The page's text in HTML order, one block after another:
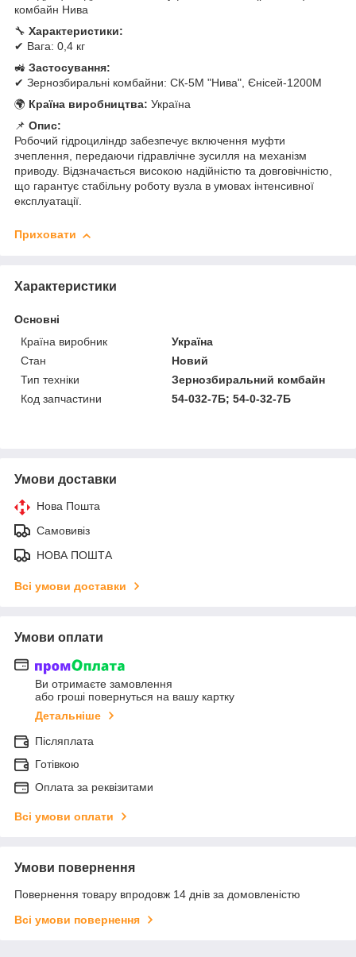
комбайн Нива
🔧 Характеристики:
✔ Вага: 0,4 кг
🚜 Застосування:
✔ Зернозбиральні комбайни: СК-5М "Нива", Єнісей-1200М
🌍 Країна виробництва: Україна
📌 Опис:
Робочий гідроциліндр забезпечує включення муфти
зчеплення, передаючи гідравлічне зусилля на механізм
приводу. Відзначається високою надійністю та довговічністю,
що гарантує стабільну роботу вузла в умовах інтенсивної
експлуатації.
Приховати
Характеристики
Основні
Країна виробник
Україна
Стан
Новий
Тип техніки
Зернозбиральний комбайн
Код запчастини
54-032-7Б; 54-0-32-7Б
Умови доставки
Нова Пошта
Самовивіз
НОВА ПОШТА
Всі умови доставки
Умови оплати
Ви отримаєте замовлення
або гроші повернуться на вашу картку
Детальніше
Післяплата
Готівкою
Оплата за реквізитами
Всі умови оплати
Умови повернення
Повернення товару впродовж 14 днів за домовленістю
Всі умови повернення